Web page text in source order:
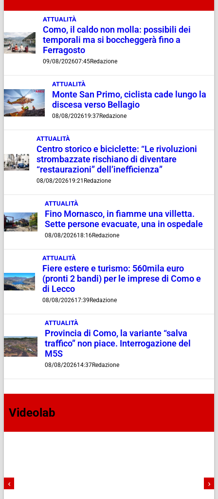
ATTUALITÀ
Como, il caldo non molla: possibili dei
temporali ma si boccheggerà fino a
Ferragosto
09/08/202607:45Redazione
ATTUALITÀ
Monte San Primo, ciclista cade lungo la
discesa verso Bellagio
08/08/202619:37Redazione
ATTUALITÀ
Centro storico e biciclette: “Le rivoluzioni
strombazzate rischiano di diventare
“restaurazioni” dell’inefficienza”
08/08/202619:21 Redazione
ATTUALITÀ
Fino Mornasco, in fiamme una villetta.
Sette persone evacuate, una in ospedale
08/08/202618:16Redazione
ATTUALITÀ
Fiere estere e turismo: 560mila euro
(pronti 2 bandi) per le imprese di Como e
di Lecco
08/08/202617:39 Redazione
ATTUALITÀ
Provincia di Como, la variante “salva
traffico” non piace. Interrogazione del
M5S
08/08/202614:37Redazione
Videolab
‹ ›